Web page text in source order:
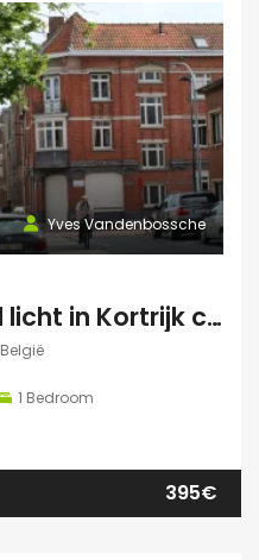
Yves Vandenbossche
Kot 24 m2 met veel licht in Kortrijk centraal gelegen.
1 Bedroom
395€